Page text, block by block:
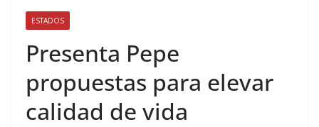
ESTADOS
Presenta Pepe
propuestas para elevar
calidad de vida